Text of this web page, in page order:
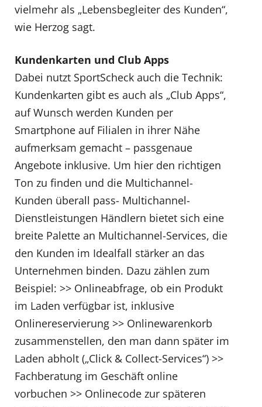
vielmehr als „Lebensbegleiter des Kunden“,
wie Herzog sagt.
Kundenkarten und Club Apps
Dabei nutzt SportScheck auch die Technik:
Kundenkarten gibt es auch als „Club Apps“,
auf Wunsch werden Kunden per
Smartphone auf Filialen in ihrer Nähe
aufmerksam gemacht – passgenaue
Angebote inklusive. Um hier den richtigen
Ton zu finden und die Multichannel-
Kunden überall pass- Multichannel-
Dienstleistungen Händlern bietet sich eine
breite Palette an Multichannel-Services, die
den Kunden im Idealfall stärker an das
Unternehmen binden. Dazu zählen zum
Beispiel: >> Onlineabfrage, ob ein Produkt
im Laden verfügbar ist, inklusive
Onlinereservierung >> Onlinewarenkorb
zusammenstellen, den man dann später im
Laden abholt („Click & Collect-Services“) >>
Fachberatung im Geschäft online
vorbuchen >> Onlinecode zur späteren